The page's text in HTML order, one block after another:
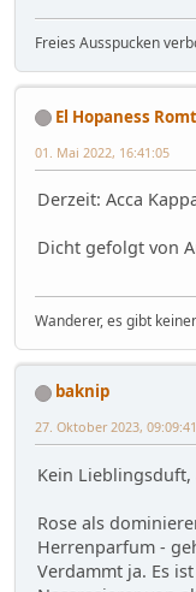
Freies Ausspucken
El Hopaness
01. Mai 2022, 16:41:05
Derzeit: Acca
Dicht gefolgt von
Wanderer, es gibt
baknip
27. Oktober 2023, 09:09:41
Kein
Rose als
Herrenparfum -
Verdammt ja. Es